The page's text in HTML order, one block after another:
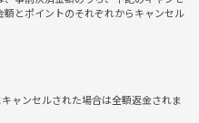
とポイントのそれぞれからキャンセル
ャンセルされた場合は全額返金されま